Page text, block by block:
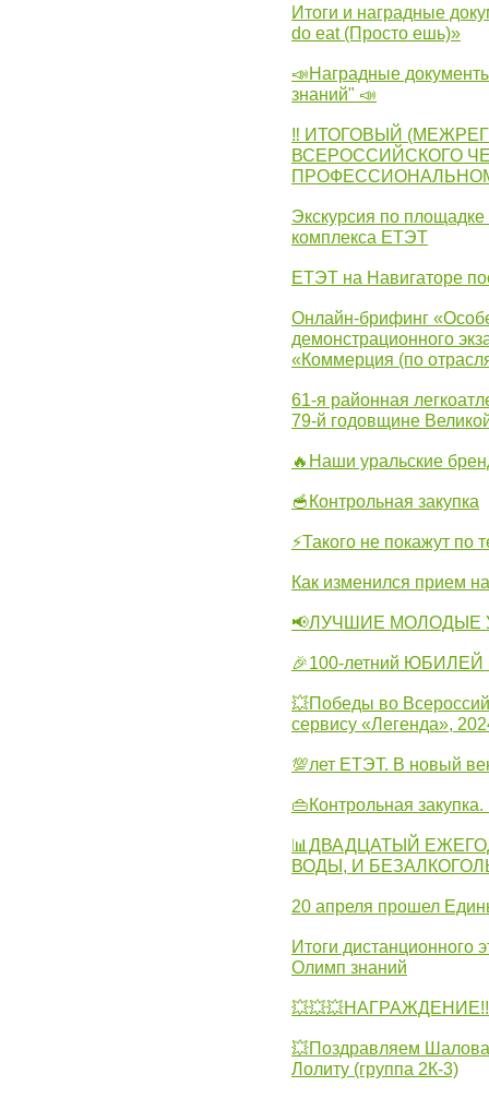
Итоги и наградные
do eat (Просто ешь)»
📣Наградные
знаний" 📣
‼ ИТОГОВЫЙ
ВСЕРОССИЙСКОГО
Экскурсия по
комплекса ЕТЭТ
ЕТЭТ на Навигаторе
Онлайн-брифинг
демонстрационного
«Коммерция (по
61-я районная
79-й годовщине
🔥Наши уральские
🥣Контрольная закупка
⚡Такого не покажут по
Как изменился прием
📢ЛУЧШИЕ МОЛОДЫЕ
🎉100-летний ЮБИЛЕЙ
💥Победы во
сервису «Легенда»,
💯лет ЕТЭТ. В новый
👜Контрольная
📊ДВАДЦАТЫЙ
ВОДЫ, И
20 апреля прошел
Итоги дистанционного
Олимп знаний
💥Поздравляем
Лолиту (группа 2К-3)